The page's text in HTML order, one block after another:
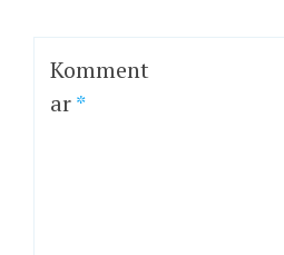
Komment
ar*